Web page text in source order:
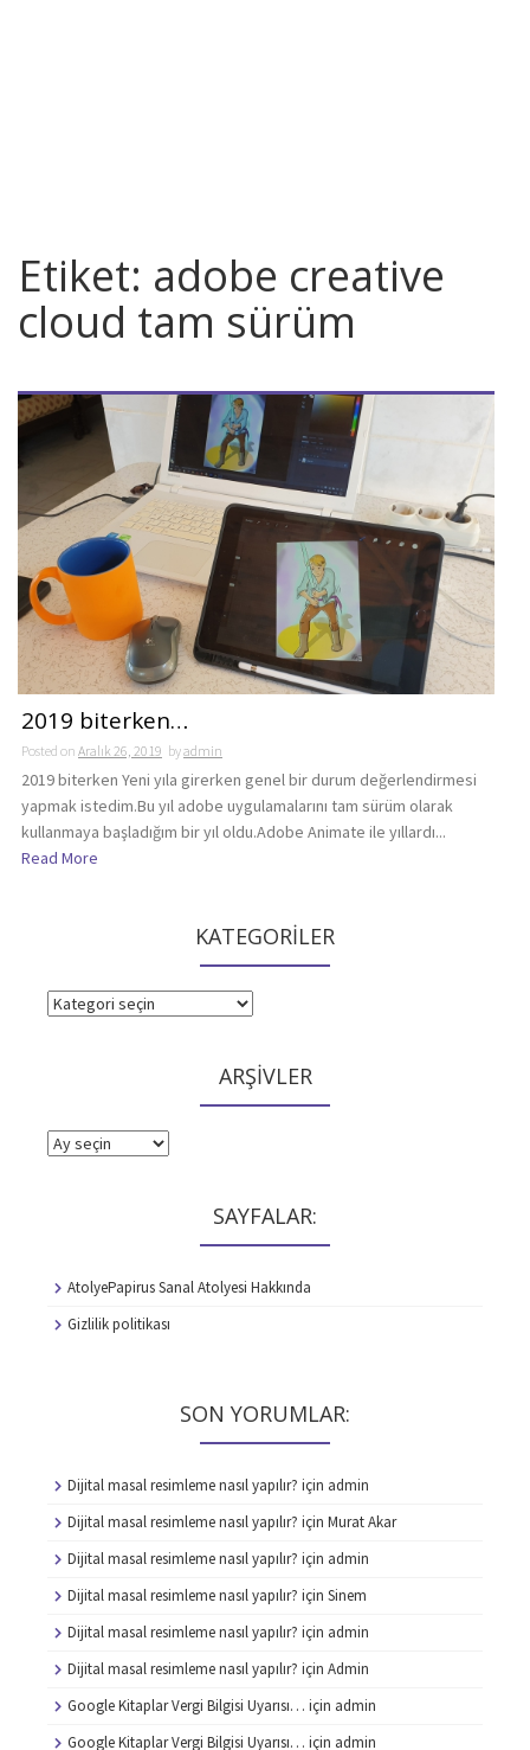
Etiket: adobe creative
cloud tam sürüm
2019 biterken…
Posted on Aralık 26, 2019 byadmin
2019 biterken Yeni yıla girerken genel bir durum değerlendirmesi
yapmak istedim.Bu yıl adobe uygulamalarını tam sürüm olarak
kullanmaya başladığım bir yıl oldu.Adobe Animate ile yıllardı...
Read More
KATEGORİLER
KATEGORİLER
ARŞİVLER
ARŞİVLER
SAYFALAR:
AtolyePapirus Sanal Atolyesi Hakkında
Gizlilik politikası
SON YORUMLAR:
Dijital masal resimleme nasıl yapılır? için admin
Dijital masal resimleme nasıl yapılır? için Murat Akar
Dijital masal resimleme nasıl yapılır? için admin
Dijital masal resimleme nasıl yapılır? için Sinem
Dijital masal resimleme nasıl yapılır? için admin
Dijital masal resimleme nasıl yapılır? için Admin
Google Kitaplar Vergi Bilgisi Uyarısı… için admin
Google Kitaplar Vergi Bilgisi Uyarısı… için admin